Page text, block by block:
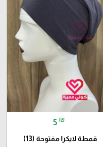
5 ₪
قمطة لايكرا مفتوحة (13)